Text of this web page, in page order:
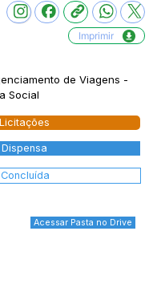
Imprimir
de Viagens -
Social
Licitações
Dispensa
Concluída
Acessar Pasta no Drive